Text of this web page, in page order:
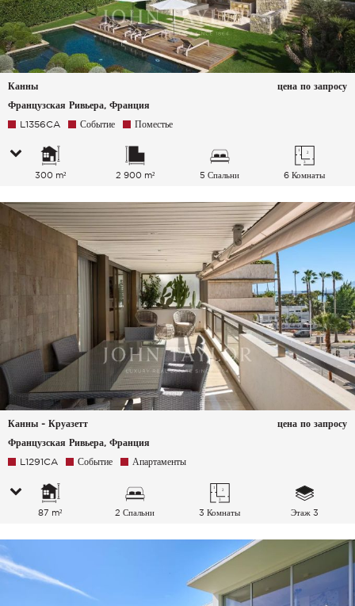
Канны
Французская Ривьера, Франция
цена по запросу
L1356CA Событие Поместье
300 m² 2 900 m² 5 Спальни 6 Комнаты
Канны - Круазетт
Французская Ривьера, Франция
цена по запросу
L1291CA Событие Апартаменты
87 m² 2 Спальни 3 Комнаты Этаж 3